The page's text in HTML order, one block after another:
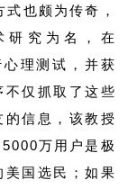
也颇为传奇，
研究为名，在
理测试，并获
不仅抓取了这些
的信息，该教授
万用户是极
国选民；如果